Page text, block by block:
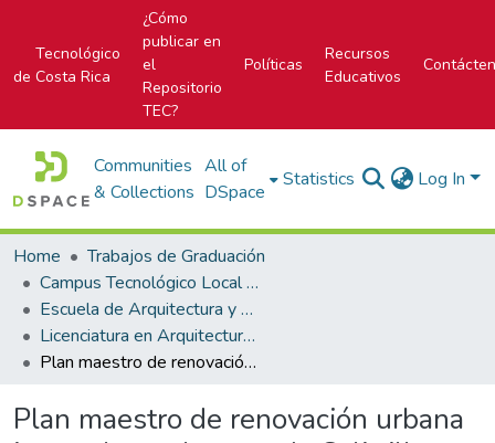
Tecnológico
de Costa Rica
¿Cómo
publicar en
el
Repositorio
TEC?
Políticas
Recursos
Educativos
Communities
& Collections
All of
DSpace
Statistics Log In
Home
Trabajos de Graduación
Campus Tecnológico Local San José
Escuela de Arquitectura y Urbanismo
Licenciatura en Arquitectura y Urbanismo
Plan maestro de renovación urbana integral para la zona de Salitrillos de Montes de Oca y sus alrededores
Plan maestro de renovación urbana